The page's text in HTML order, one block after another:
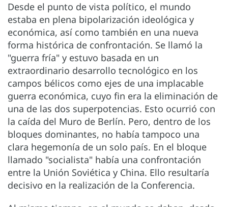
Desde el punto de vista político, el mundo
estaba en plena bipolarización ideológica y
económica, así como también en una nueva
forma histórica de confrontación. Se llamó la
"guerra fría" y estuvo basada en un
extraordinario desarrollo tecnológico en los
campos bélicos como ejes de una implacable
guerra económica, cuyo fin era la eliminación de
una de las dos superpotencias. Esto ocurrió con
la caída del Muro de Berlín. Pero, dentro de los
bloques dominantes, no había tampoco una
clara hegemonía de un solo país. En el bloque
llamado "socialista" había una confrontación
entre la Unión Soviética y China. Ello resultaría
decisivo en la realización de la Conferencia.